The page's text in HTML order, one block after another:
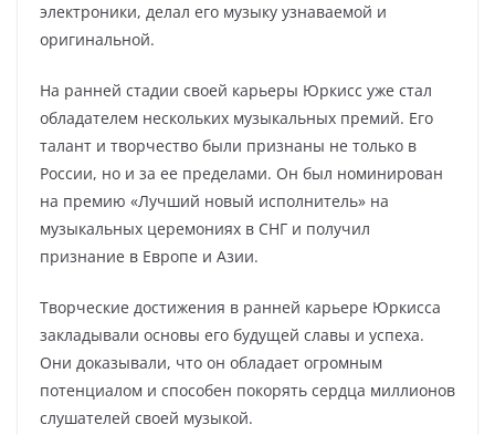
электроники, делал его музыку узнаваемой и
оригинальной.
На ранней стадии своей карьеры Юркисс уже стал
обладателем нескольких музыкальных премий. Его
талант и творчество были признаны не только в
России, но и за ее пределами. Он был номинирован
на премию «Лучший новый исполнитель» на
музыкальных церемониях в СНГ и получил
признание в Европе и Азии.
Творческие достижения в ранней карьере Юркисса
закладывали основы его будущей славы и успеха.
Они доказывали, что он обладает огромным
потенциалом и способен покорять сердца миллионов
слушателей своей музыкой.